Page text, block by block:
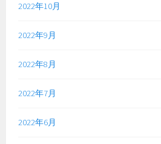
2022年10月
2022年9月
2022年8月
2022年7月
2022年6月